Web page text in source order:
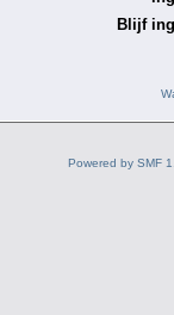
Blijf
Powered by SMF